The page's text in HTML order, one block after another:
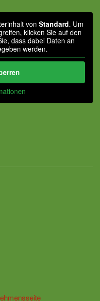
von Standard. Um
klicken Sie auf den
dass dabei Daten an
werden.